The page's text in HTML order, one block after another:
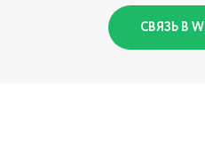
СВЯЗЬ В